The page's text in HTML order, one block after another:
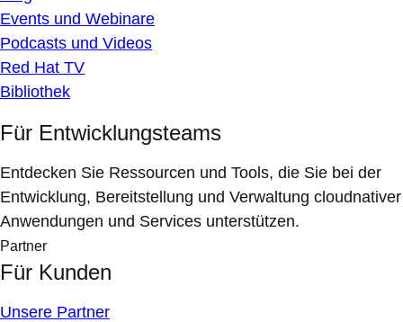
Events und Webinare
Podcasts und Videos
Red Hat TV
Bibliothek
Für Entwicklungsteams
Entdecken Sie Ressourcen und Tools, die Sie bei der
Entwicklung, Bereitstellung und Verwaltung cloudnativer
Anwendungen und Services unterstützen.
Partner
Für Kunden
Unsere Partner